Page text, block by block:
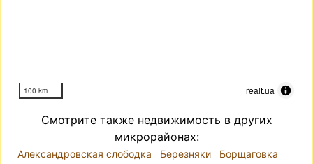
100 km realt.ua
Смотрите также недвижимость в других
микрорайонах:
Александровская слободка Березняки
Борщаговка